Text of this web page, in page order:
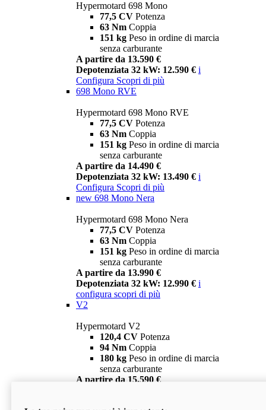
Hypermotard 698 Mono
77,5 CV Potenza
63 Nm Coppia
151 kg Peso in ordine di marcia
senza carburante
A partire da 13.590 €
Depotenziata 32 kW: 12.590 € i
Configura Scopri di più
698 Mono RVE
Hypermotard 698 Mono RVE
77,5 CV Potenza
63 Nm Coppia
151 kg Peso in ordine di marcia
senza carburante
A partire da 14.490 €
Depotenziata 32 kW: 13.490 € i
Configura Scopri di più
new 698 Mono Nera
Hypermotard 698 Mono Nera
77,5 CV Potenza
63 Nm Coppia
151 kg Peso in ordine di marcia
senza carburante
A partire da 13.990 €
Depotenziata 32 kW: 12.990 € i
configura scopri di più
V2
Hypermotard V2
120,4 CV Potenza
94 Nm Coppia
180 kg Peso in ordine di marcia
senza carburante
A partire da 15.590 €